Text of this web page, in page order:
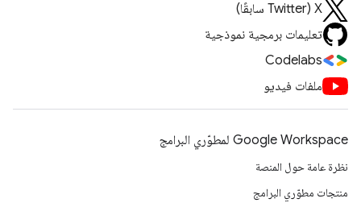
‫X ‏(Twitter سابقًا)
تعليمات برمجية نموذجية
Codelabs
ملفات فيديو
Google Workspace لمطوّري البرامج
نظرة عامة حول المنصة
منتجات مطوّري البرامج